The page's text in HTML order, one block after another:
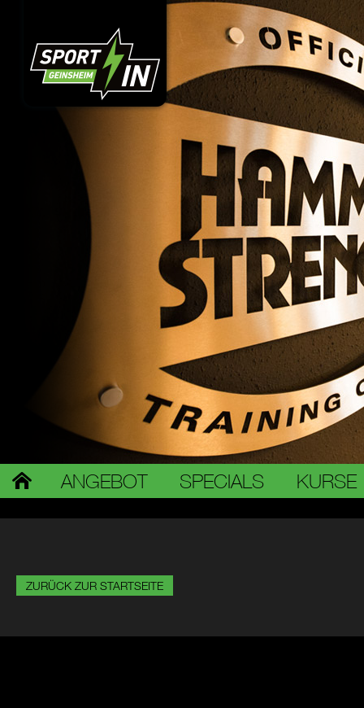
ANGEBOT SPECIALS KURSE
ZURÜCK ZUR STARTSEITE